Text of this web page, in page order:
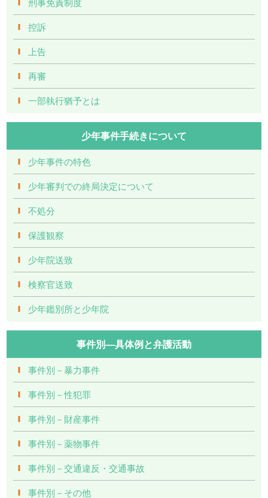
控訴
上告
再審
一部執行猶予とは
少年事件手続きについて
少年事件の特色
少年審判での終局決定について
不処分
保護観察
少年院送致
検察官送致
少年鑑別所と少年院
事件別―具体例と弁護活動
事件別－暴力事件
事件別－性犯罪
事件別－財産事件
事件別－薬物事件
事件別－交通違反・交通事故
事件別－その他